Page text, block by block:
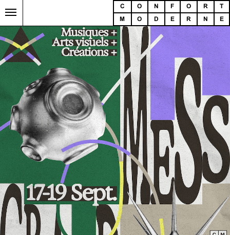
C O N F O R
T
M
O D E R N E